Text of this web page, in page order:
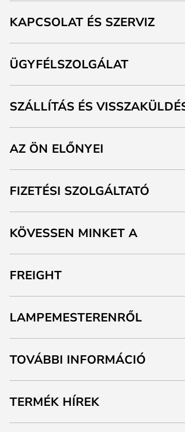
KAPCSOLAT ÉS SZERVIZ
ÜGYFÉLSZOLGÁLAT
SZÁLLÍTÁS ÉS
AZ ÖN ELŐNYEI
FIZETÉSI SZOLGÁLTATÓ
KÖVESSEN MINKET A
FREIGHT
LAMPEMESTERENRŐL
TOVÁBBI INFORMÁCIÓ
TERMÉK HÍREK